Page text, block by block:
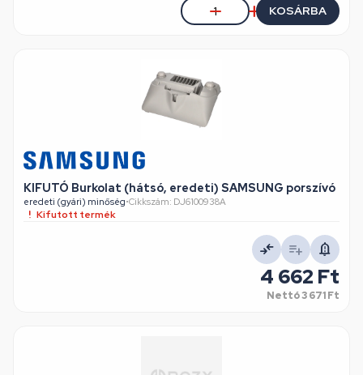
KOSÁRBA
KIFUTÓ Burkolat (hátsó, eredeti) SAMSUNG porszívó
eredeti (gyári) minőség•Cikkszám: DJ6100938A
Kifutott termék
4 662 Ft
Nettó3 671 Ft